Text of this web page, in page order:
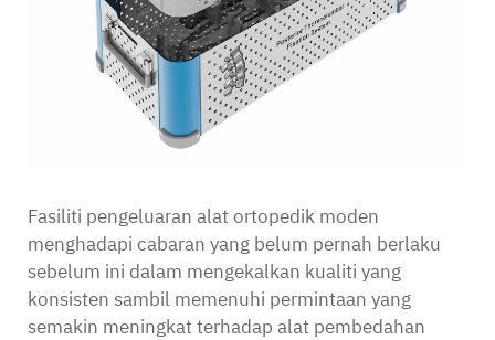
Fasiliti pengeluaran alat ortopedik moden
menghadapi cabaran yang belum pernah berlaku
sebelum ini dalam mengekalkan kualiti yang
konsisten sambil memenuhi permintaan yang
semakin meningkat terhadap alat pembedahan